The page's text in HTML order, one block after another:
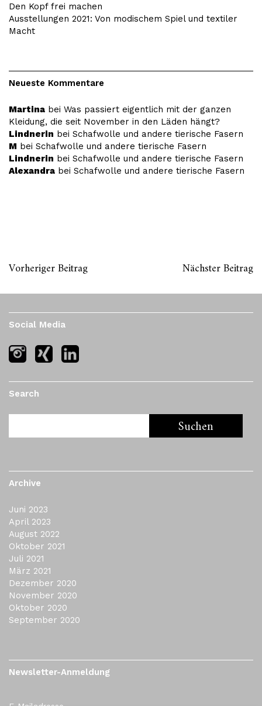
Den Kopf frei machen
Ausstellungen 2021: Von modischem Spiel und textiler
Macht
Neueste Kommentare
Martina bei Was passiert eigentlich mit der ganzen
Kleidung, die seit November in den Läden hängt?
Lindnerin bei Schafwolle und andere tierische Fasern
M bei Schafwolle und andere tierische Fasern
Lindnerin bei Schafwolle und andere tierische Fasern
Alexandra bei Schafwolle und andere tierische Fasern
Vorheriger Beitrag Nächster Beitrag
Social Media
Search
Archive
Juni 2023
April 2023
August 2022
Oktober 2021
Juli 2021
März 2021
Dezember 2020
November 2020
Oktober 2020
September 2020
Newsletter-Anmeldung